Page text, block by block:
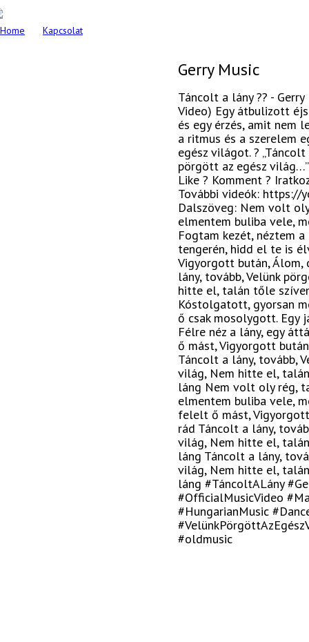
Home Kapcsolat
Gerry Music
Táncolt a lány ?? -
Video) Egy átbulizott
és egy érzés, amit nem
a ritmus és a szerelem
egész világot. ?
pörgött az egész
Like ? Komment ?
További videók: https://
Dalszöveg: Nem volt
elmentem buliba vele,
Fogtam kezét, néztem
tengerén, hidd el te is
Vigyorgott bután, Álom,
lány, tovább, Velünk
hitte el, talán tőle
Kóstolgatott, gyorsan
ő csak mosolygott. Egy
Félre néz a lány, egy
ő mást, Vigyorgott
Táncolt a lány, tovább,
világ, Nem hitte el,
láng Nem volt oly rég,
elmentem buliba vele,
felelt ő mást,
rád Táncolt a lány,
világ, Nem hitte el,
láng Táncolt a lány,
világ, Nem hitte el,
láng #TáncoltALány
#OfficialMusicVideo
#HungarianMusic
#oldmusic